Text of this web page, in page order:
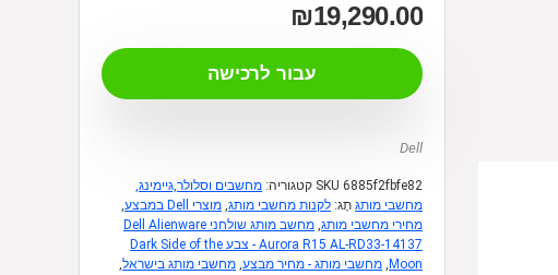
₪19,290.00
עבור לרכישה
Dell
SKU 6885f2fbfe82 קטגוריה: מחשבים וסלולר,גיימינג,
מחשבי מותג תָג: לקנות מחשבי מותג, מוצרי Dell במבצע
,
מחירי מחשבי מותג,
מחשב מותג שולחני ‎Dell Alienware
Aurora R15 AL-RD33-14137 - צבע Dark Side of the
Moon
, מחשבי מותג - מחיר מבצע, מחשבי מותג בישראל,